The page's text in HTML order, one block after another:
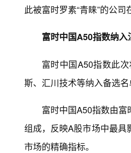
此被富时罗素“青睐”的公
富时中国A50指数纳入
富时中国A50指数此
斯、汇川技术等纳入备选名
富时中国A50指数由
组成，反映A股市场中最
市场的精确指标。